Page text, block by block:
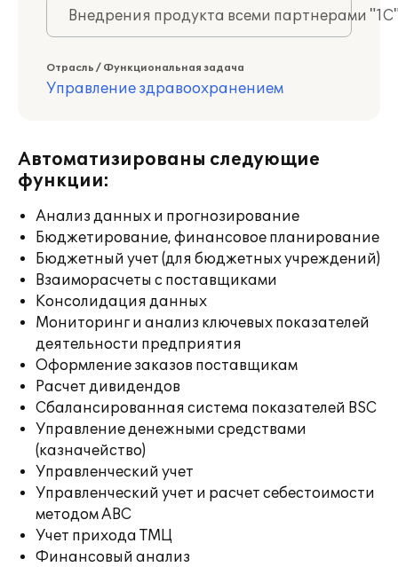
Внедрения продукта всеми партнерами
Отрасль / Функциональная задача
Управление здравоохранением
Автоматизированы следующие
функции:
Анализ данных и прогнозирование
Бюджетирование, финансовое планирование
Бюджетный учет (для бюджетных учреждений)
Взаиморасчеты с поставщиками
Консолидация данных
Мониторинг и анализ ключевых показателей
деятельности предприятия
Оформление заказов поставщикам
Расчет дивидендов
Сбалансированная система показателей BSC
Управление денежными средствами
(казначейство)
Управленческий учет
Управленческий учет и расчет себестоимости
методом ABC
Учет прихода ТМЦ
Финансовый анализ